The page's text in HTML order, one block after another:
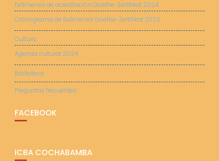
Exámenes de acreditación Goethe-Zertifikat 2024
Cronograma de Exámenes Goethe-Zertifikat 2023
Cultura
Agenda cultural 2024
Biblioteca
Preguntas frecuentes
FACEBOOK
ICBA COCHABAMBA